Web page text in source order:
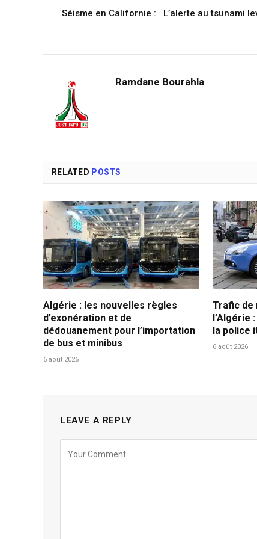
Séisme en Californie : L’alerte au tsunami
Ramdane Bourahla
RELATED POSTS
Algérie : les nouvelles règles
d’exonération et de
dédouanement pour l’importation
de bus et minibus
6 août 2026
Trafic de
l’Algérie
la police
6 août 2026
LEAVE A REPLY